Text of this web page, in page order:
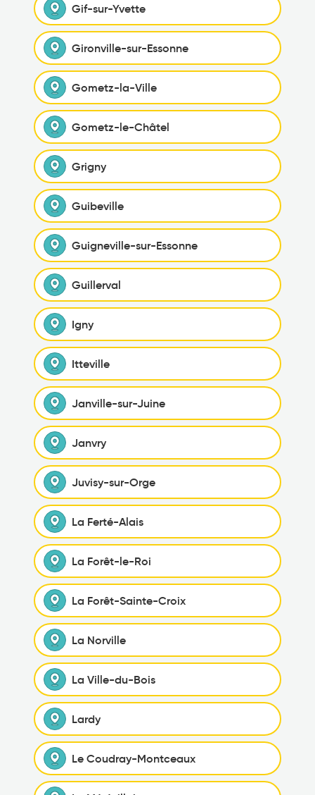
Gif-sur-Yvette
Gironville-sur-Essonne
Gometz-la-Ville
Gometz-le-Châtel
Grigny
Guibeville
Guigneville-sur-Essonne
Guillerval
Igny
Itteville
Janville-sur-Juine
Janvry
Juvisy-sur-Orge
La Ferté-Alais
La Forêt-le-Roi
La Forêt-Sainte-Croix
La Norville
La Ville-du-Bois
Lardy
Le Coudray-Montceaux